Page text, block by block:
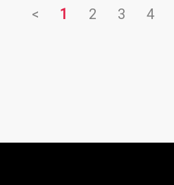
< 1 2 3 4